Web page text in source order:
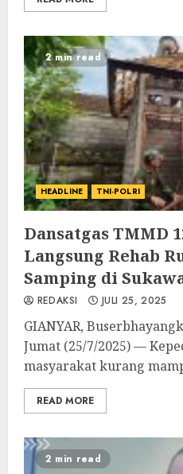
2 min read
HEADLINE TNI-POLRI
Dansatgas TMMD
Langsung Rehab
Samping di
REDAKSI JULI 25, 2025
GIANYAR,
Jumat (25/7/2025) —
masyarakat kurang
READ MORE
2 min read